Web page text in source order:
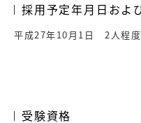
採用予定年月日およ
平成27年10月1日 2人程度
受験資格